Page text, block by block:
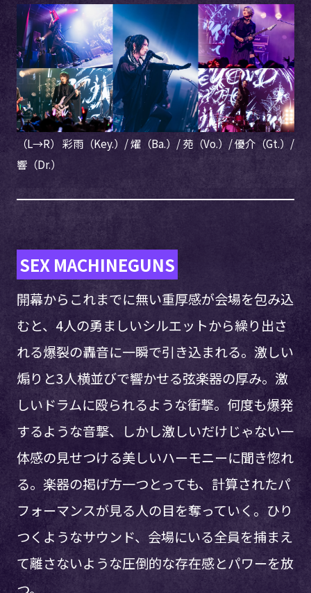
（L→R） 彩雨（Key.）/ 燿（Ba.）/ 苑（Vo.）/ 優介（Gt.）/
響（Dr.）
SEX MACHINEGUNS
開幕からこれまでに無い重厚感が会場を包み込
むと、4人の勇ましいシルエットから繰り出さ
れる爆裂の轟音に一瞬で引き込まれる。激しい
煽りと3人横並びで響かせる弦楽器の厚み。激
しいドラムに殴られるような衝撃。何度も爆発
するような音撃、しかし激しいだけじゃない一
体感の見せつける美しいハーモニーに聞き惚れ
る。楽器の掲げ方一つとっても、計算されたパ
フォーマンスが見る人の目を奪っていく。ひり
つくようなサウンド、会場にいる全員を捕まえ
て離さないような圧倒的な存在感とパワーを放